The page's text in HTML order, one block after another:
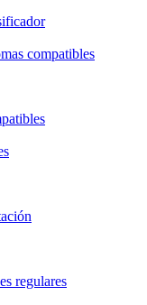
compatibles
regulares